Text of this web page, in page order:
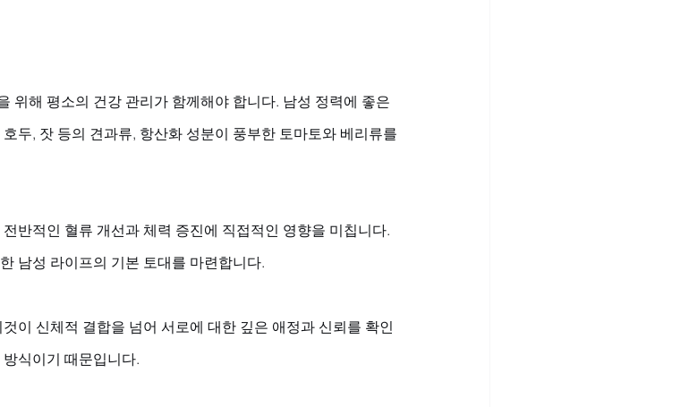
위해 평소의 건강 관리가 함께해야 합니다. 남성 정력에 좋은
두, 잣 등의 견과류, 항산화 성분이 풍부한 토마토와 베리류를
반적인 혈류 개선과 체력 증진에 직접적인 영향을 미칩니다.
남성 라이프의 기본 토대를 마련합니다.
이 신체적 결합을 넘어 서로에 대한 깊은 애정과 신뢰를 확인
식이기 때문입니다.